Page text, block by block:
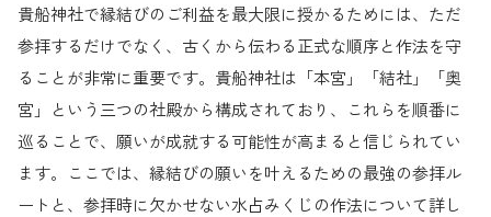
貴船神社で縁結びのご利益を最大限に授かるためには、ただ
参拝するだけでなく、古くから伝わる正式な順序と作法を守
ることが非常に重要です。貴船神社は「本宮」「結社」「奥
宮」という三つの社殿から構成されており、これらを順番に
巡ることで、願いが成就する可能性が高まると信じられてい
ます。ここでは、縁結びの願いを叶えるための最強の参拝ル
ートと、参拝時に欠かせない水占みくじの作法について詳し